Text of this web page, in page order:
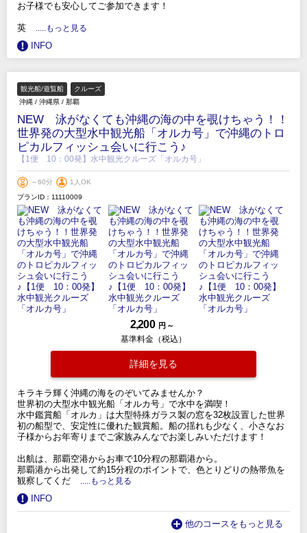
お子様でも安心してご参加できます！
英 .....もっと見る
INFO
観光船/遊覧船
クルーズ
沖縄 / 沖縄県 / 那覇
NEW 泳がなくても沖縄の海の中を覗けちゃう！！
世界発の大型水中観光船「オルカ号」で沖縄のトロ
ピカルフィッシュ会いに行こう♪
【1便 10：00発】水中観光クルーズ「オルカ号」
～60分
1人OK
プランID：11110009
2,200 円 ～
基準料金（税込）
詳細を見る
キラキラ輝く沖縄の海をのぞいてみませんか？
世界初の大型水中観光船「オルカ号」で水中を満喫！
水中鑑賞船「オルカ」は大型特殊ガラス製の窓を32枚設置した世界
初の船型で、安定性に優れた観賞船。船の揺れも少なく、小さなお
子様からお年寄りまでご家族みんなでお楽しみいただけます！
出航は、那覇空港からお車で10分程の那覇港から。
那覇港から出発して約15分程のポイントで、色とりどりの熱帯魚を
観察してくだ
.....もっと見る
INFO
他のコースをもっと見る